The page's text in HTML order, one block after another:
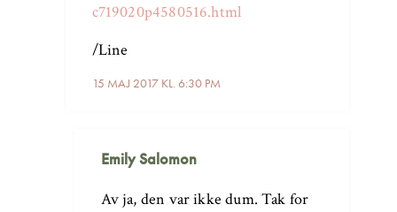
15 MAJ 2017 KL. 6:30 PM
c719020p4580516.html
/Line
Emily Salomon
Av ja, den var ikke dum. Tak for